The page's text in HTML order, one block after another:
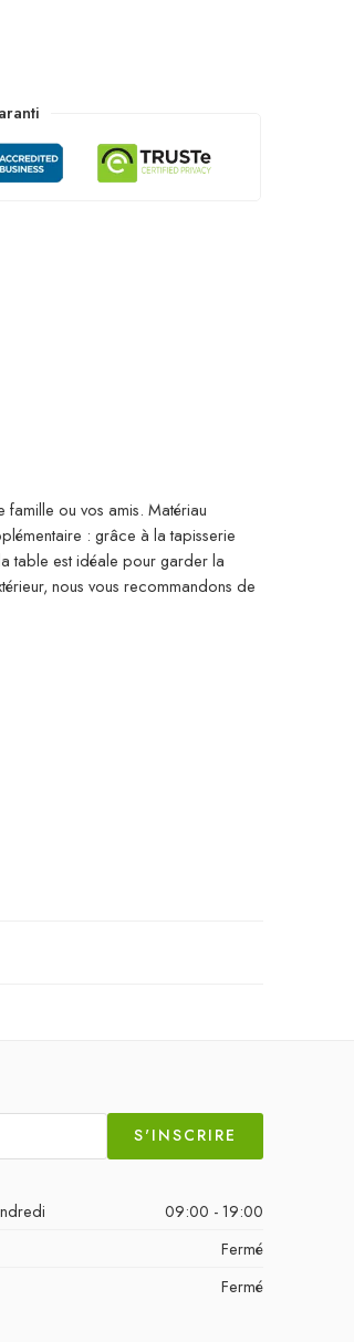
ou vos amis. Matériau
: grâce à la tapisserie
table est idéale pour garder la
nous vous recommandons de
S'INSCRIRE
09:00 - 19:00
Fermé
Fermé